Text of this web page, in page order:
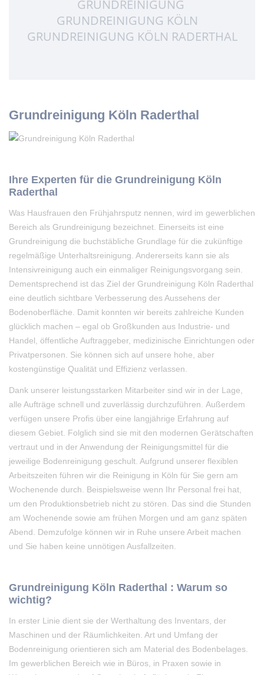
GRUNDREINIGUNG
GRUNDREINIGUNG KÖLN
GRUNDREINIGUNG KÖLN RADERTHAL
Grundreinigung Köln Raderthal
Ihre Experten für die Grundreinigung Köln
Raderthal
Was Hausfrauen den Frühjahrsputz nennen, wird im gewerblichen
Bereich als Grundreinigung bezeichnet. Einerseits ist eine
Grundreinigung die buchstäbliche Grundlage für die zukünftige
regelmäßige Unterhaltsreinigung. Andererseits kann sie als
Intensivreinigung auch ein einmaliger Reinigungsvorgang sein.
Dementsprechend ist das Ziel der Grundreinigung Köln Raderthal
eine deutlich sichtbare Verbesserung des Aussehens der
Bodenoberfläche. Damit konnten wir bereits zahlreiche Kunden
glücklich machen – egal ob Großkunden aus Industrie- und
Handel, öffentliche Auftraggeber, medizinische Einrichtungen oder
Privatpersonen. Sie können sich auf unsere hohe, aber
kostengünstige Qualität und Effizienz verlassen.
Dank unserer leistungsstarken Mitarbeiter sind wir in der Lage,
alle Aufträge schnell und zuverlässig durchzuführen. Außerdem
verfügen unsere Profis über eine langjährige Erfahrung auf
diesem Gebiet. Folglich sind sie mit den modernen Gerätschaften
vertraut und in der Anwendung der Reinigungsmittel für die
jeweilige Bodenreinigung geschult. Aufgrund unserer flexiblen
Arbeitszeiten führen wir die Reinigung in Köln für Sie gern am
Wochenende durch. Beispielsweise wenn Ihr Personal frei hat,
um den Produktionsbetrieb nicht zu stören. Das sind die Stunden
am Wochenende sowie am frühen Morgen und am ganz späten
Abend. Demzufolge können wir in Ruhe unsere Arbeit machen
und Sie haben keine unnötigen Ausfallzeiten.
Grundreinigung Köln Raderthal : Warum so
wichtig?
In erster Linie dient sie der Werthaltung des Inventars, der
Maschinen und der Räumlichkeiten. Art und Umfang der
Bodenreinigung orientieren sich am Material des Bodenbelages.
Im gewerblichen Bereich wie in Büros, in Praxen sowie in